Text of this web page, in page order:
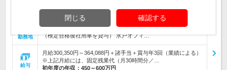
第二新卒歓迎 女性のおしごと掲載中
勤務地
＼当社各拠点で積極採用／ ☆U・Iターン歓迎 ☆直行直帰あり
（検定合格後社用車を貸与） 水戸オフィ…
給与
月給300,350円～364,088円＋諸手当＋賞与年3回（業績による）
※上記月給には、固定残業代（月30時間分／…
初年度の年収： 450～600万円
閉じる 確認する